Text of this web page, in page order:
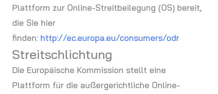
Plattform zur Online-Streitbeilegung (OS) bereit,
die Sie hier
finden: http://ec.europa.eu/consumers/odr
Streitschlichtung
Die Europäische Kommission stellt eine
Plattform für die außergerichtliche Online-